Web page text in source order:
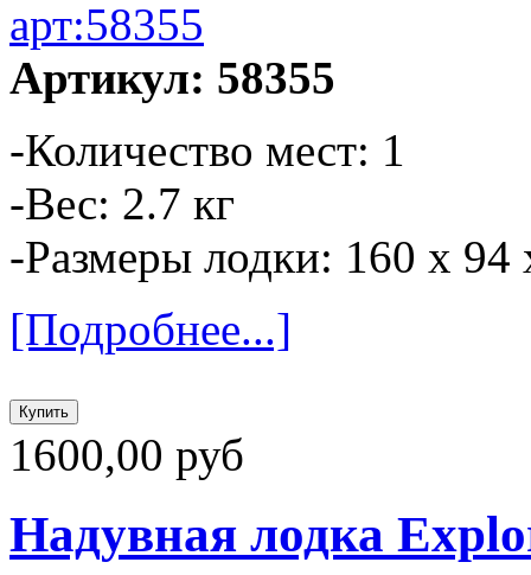
Артикул: 58355
-Количество мест: 1
-Вес: 2.7 кг
-Размеры лодки: 160 х 94
[Подробнее...]
1600,00 руб
Надувная лодка